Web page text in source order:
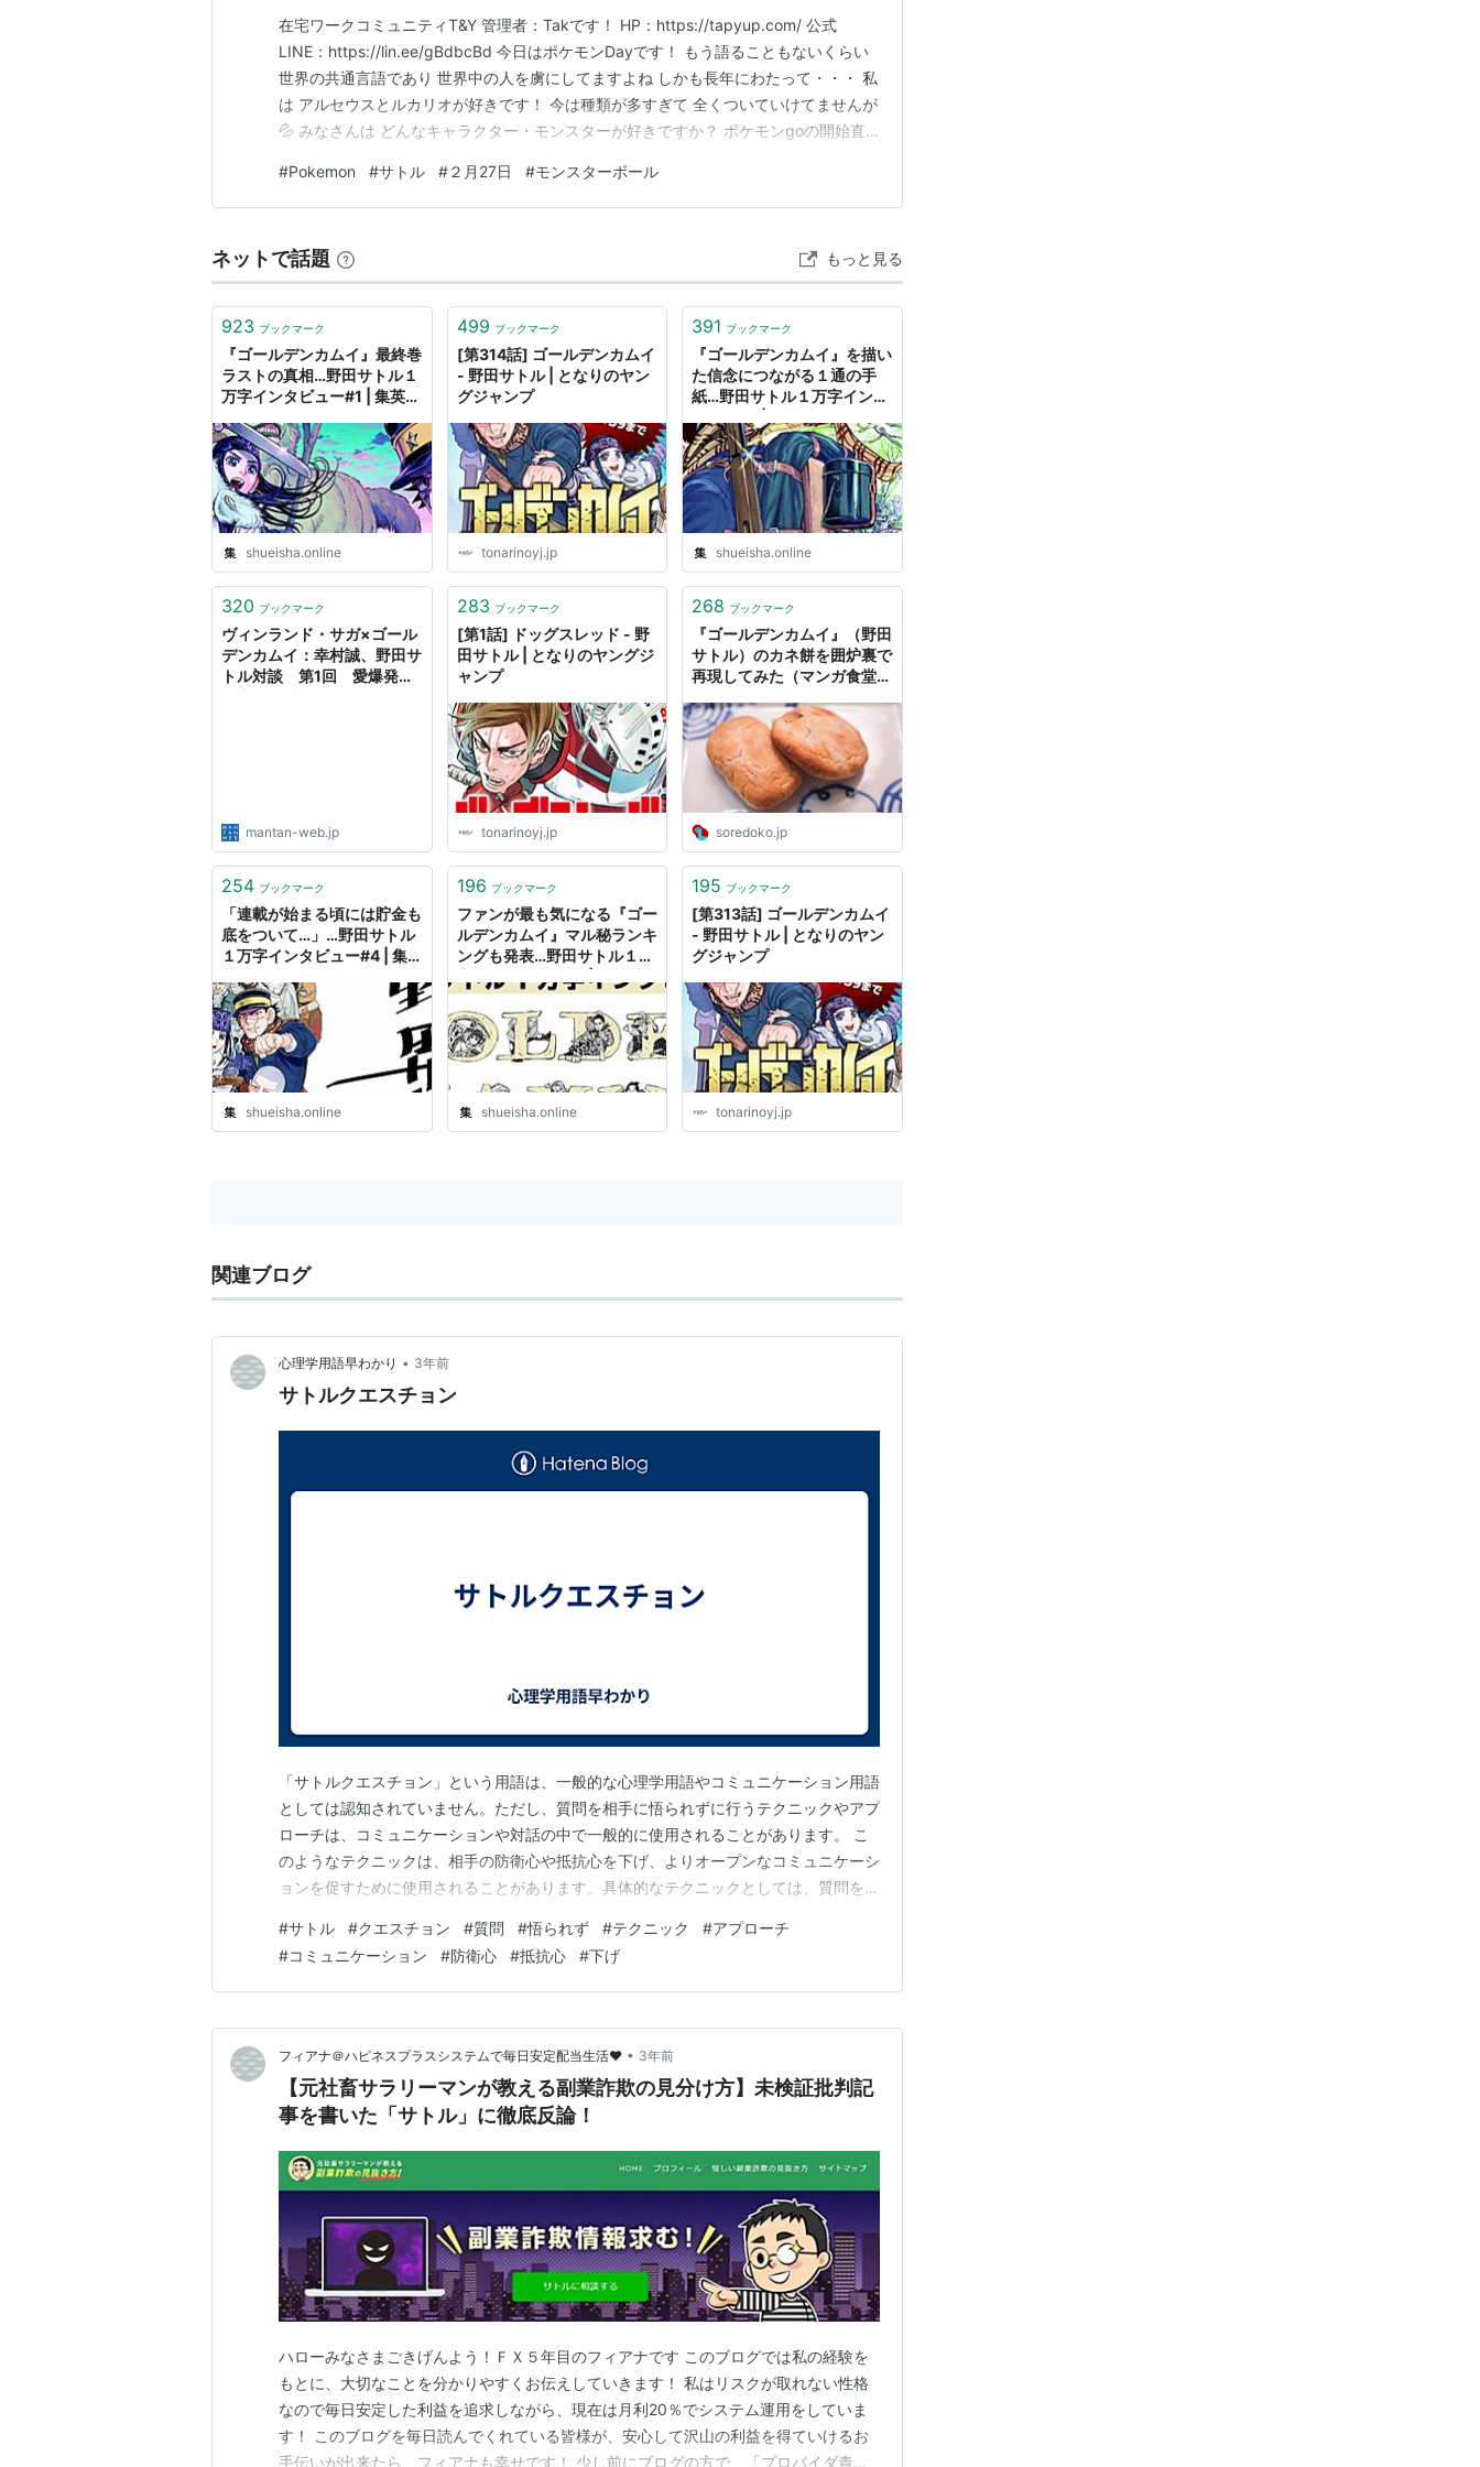
在宅ワークコミュニティT&Y 管理者：Takです！ HP：https://tapyup.com/ 公式
LINE：https://lin.ee/gBdbcBd 今日はポケモンDayです！ もう語ることもないくらい
世界の共通言語であり 世界中の人を虜にしてますよね しかも長年にわたって・・・ 私
は アルセウスとルカリオが好きです！ 今は種類が多すぎて 全くついていけてませんが
💦 みなさんは どんなキャラクター・モンスターが好きですか？ ポケモンgoの開始直
でしたよね！ とにもかくにもポケモンサイコー！ エンジョイ・…
#Pokemon #サトル #２月27日 #モンスターボール
ネットで話題 もっと見る
923 ブックマーク
『ゴールデンカムイ』最終巻
ラストの真相…野田サトル１
万字インタビュー#1 | 集英社
shueisha.online
499 ブックマーク
[第314話] ゴールデンカムイ
- 野田サトル | となりのヤン
グジャンプ
tonarinoyj.jp
391 ブックマーク
『ゴールデンカムイ』を描い
た信念につながる１通の手
紙…野田サトル１万字インタ
ン | ニュースを本気で噛み砕
け
shueisha.online
320 ブックマーク
ヴィンランド・サガ×ゴール
デンカムイ：幸村誠、野田サ
トル対談 第1回 愛爆発
mantan-web.jp
283 ブックマーク
[第1話] ドッグスレッド - 野
田サトル | となりのヤングジ
ャンプ
tonarinoyj.jp
268 ブックマーク
『ゴールデンカムイ』（野田
サトル）のカネ餅を囲炉裏で
再現してみた（マンガ食堂）
soredoko.jp
254 ブックマーク
「連載が始まる頃には貯金も
底をついて…」…野田サトル
１万字インタビュー#4 | 集
shueisha.online
196 ブックマーク
ファンが最も気になる『ゴー
ルデンカムイ』マル秘ランキ
ングも発表…野田サトル１万
オンライン
shueisha.online
195 ブックマーク
[第313話] ゴールデンカムイ
- 野田サトル | となりのヤン
グジャンプ
tonarinoyj.jp
関連ブログ
心理学用語早わかり • 3年前
サトルクエスチョン
「サトルクエスチョン」という用語は、一般的な心理学用語やコミュニケーション用語
としては認知されていません。ただし、質問を相手に悟られずに行うテクニックやアプ
ローチは、コミュニケーションや対話の中で一般的に使用されることがあります。 こ
のようなテクニックは、相手の防衛心や抵抗心を下げ、よりオープンなコミュニケーシ
ョンを促すために使用されることがあります。具体的なテクニックとしては、質問を非
す。 ただし、「サトルクエスチョン」という用語自体は一般的ではないため、具体的
な方法やアプローチについては、その文脈や目的によって異な…
#サトル #クエスチョン #質問 #悟られず #テクニック #アプローチ
#コミュニケーション #防衛心 #抵抗心 #下げ
フィアナ＠ハピネスプラスシステムで毎日安定配当生活♥ • 3年前
【元社畜サラリーマンが教える副業詐欺の見分け方】未検証批判記
事を書いた「サトル」に徹底反論！
ハローみなさまごきげんよう！ＦＸ５年目のフィアナです このブログでは私の経験を
もとに、大切なことを分かりやすくお伝えしていきます！ 私はリスクが取れない性格
なので毎日安定した利益を追求しながら、現在は月利20％でシステム運用をしていま
す！ このブログを毎日読んでくれている皆様が、安心して沢山の利益を得ていけるお
手伝いが出来たら、フィアナも幸せです！ 少し前にブログの方で、「プロバイダ責任